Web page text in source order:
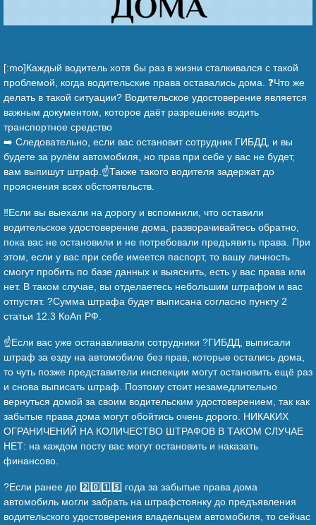
[:mo]Каждый водитель хотя бы раз в жизни сталкивался с такой
проблемой, когда водительские права оставались дома. ❓Что же
делать в такой ситуации? Водительское удостоверение является
важным документом, которое даёт разрешение водить
транспортное средство
➡️ Следовательно, если вас остановит сотрудник ГИБДД, и вы
будете за рулём автомобиля, но прав при себе у вас не будет,
вам выпишут штраф.☝️Также такого водителя задержат до
прояснения всех обстоятельств.
‼️Если вы выехали на дорогу и вспомнили, что оставили
водительское удостоверение дома, разворачивайтесь обратно,
пока вас не остановили и не потребовали предъявить права. При
этом, если у вас при себе имеется паспорт, то вашу личность
смогут пробить по базе данных и выяснить, есть у вас права или
нет. В таком случае, вы отделаетесь небольшим штрафом и вас
отпустят. ?Сумма штрафа будет выписана согласно пункту 2
статьи 12.3 КоАп РФ.
☝️Если вас уже останавливали сотрудники ?ГИБДД, выписали
штраф за езду на автомобиле без прав, которые остались дома,
то чуть позже представители инспекции могут остановить ещё раз
и снова выписать штраф. Поэтому стоит незамедлительно
вернуться домой за своим водительским удостоверением, так как
забытые права дома могут обойтись очень дорого. НИКАКИХ
ОГРАНИЧЕНИЙ НА КОЛИЧЕСТВО ШТРАФОВ В ТАКОМ СЛУЧАЕ
НЕТ: на каждом посту вас могут остановить и наказать
финансово.
?Если ранее до 2️⃣0️⃣1️⃣5️⃣ года за забытые права дома
автомобиль могли забрать на штрафстоянку до предъявления
водительского удостоверения владельцем автомобиля, то сейчас